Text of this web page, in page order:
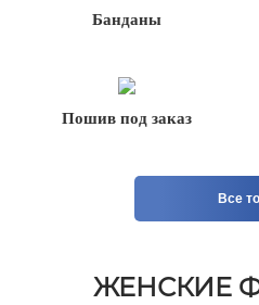
Банданы
Пошив под заказ
Все
ЖЕНСКИЕ